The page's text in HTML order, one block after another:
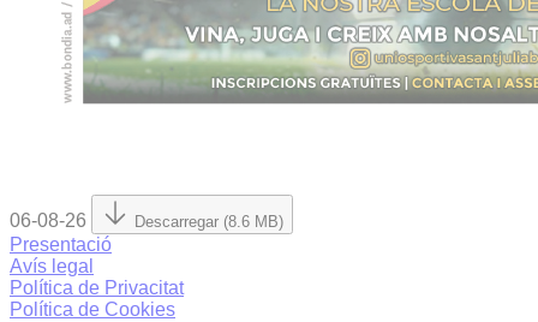
06-08-26 Descarregar (8.6 MB)
Presentació
Avís legal
Política de Privacitat
Política de Cookies